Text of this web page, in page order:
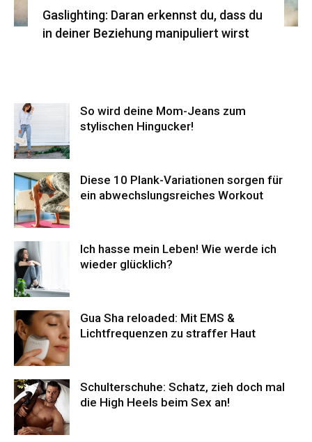
Gaslighting: Daran erkennst du, dass du
in deiner Beziehung manipuliert wirst
So wird deine Mom-Jeans zum
stylischen Hingucker!
Diese 10 Plank-Variationen sorgen für
ein abwechslungsreiches Workout
Ich hasse mein Leben! Wie werde ich
wieder glücklich?
Gua Sha reloaded: Mit EMS &
Lichtfrequenzen zu straffer Haut
Schulterschuhe: Schatz, zieh doch mal
die High Heels beim Sex an!